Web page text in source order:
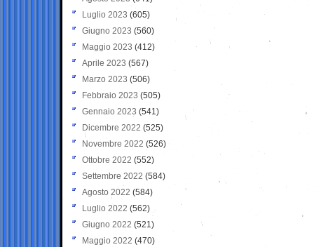
Luglio 2023 (605)
Giugno 2023 (560)
Maggio 2023 (412)
Aprile 2023 (567)
Marzo 2023 (506)
Febbraio 2023 (505)
Gennaio 2023 (541)
Dicembre 2022 (525)
Novembre 2022 (526)
Ottobre 2022 (552)
Settembre 2022 (584)
Agosto 2022 (584)
Luglio 2022 (562)
Giugno 2022 (521)
Maggio 2022 (470)